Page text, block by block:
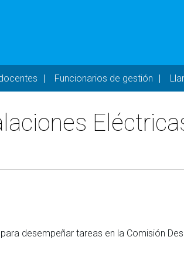
Funcionarios de gestión
desempeñar tareas en la Comisión